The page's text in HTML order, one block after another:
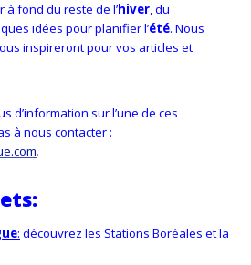
fond du reste de l’hiver, du
idées pour planifier l’été. Nous
inspireront pour vos articles et
d’information sur l’une de ces
à nous contacter :
.
: découvrez les Stations Boréales et la